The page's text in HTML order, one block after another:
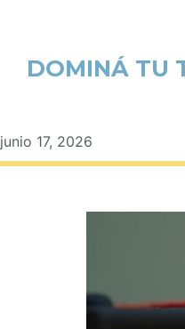
DOMINÁ TU
junio 17, 2026